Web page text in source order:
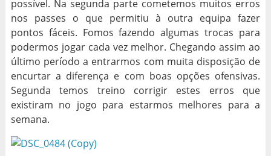
possível. Na segunda parte cometemos muitos erros
nos passes o que permitiu à outra equipa fazer
pontos fáceis. Fomos fazendo algumas trocas para
podermos jogar cada vez melhor. Chegando assim ao
último período a entrarmos com muita disposição de
encurtar a diferença e com boas opções ofensivas.
Segunda temos treino corrigir estes erros que
existiram no jogo para estarmos melhores para a
semana.